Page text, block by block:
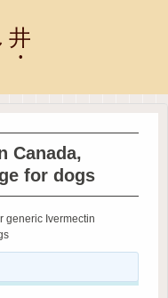
井
Canada,
for dogs
generic Ivermectin